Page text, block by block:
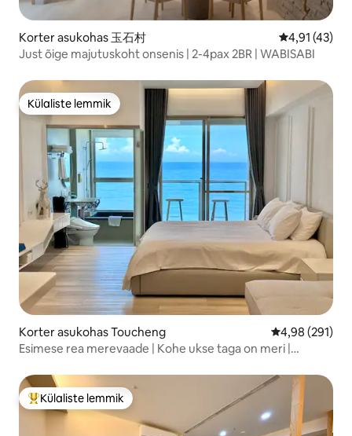
Korter asukohas 玉石村 Keskmine
4,91 (43)
Just õige majutuskoht onsenis | 2-4pax 2BR | WABISABI
Külaliste lemmik
Külaliste lemmik
Korter asukohas Toucheng Keskmine
4,98 (291)
Esimese rea merevaade | Kohe ukse taga on meri |
Külaliste suur lemmik
Külaliste lemmik